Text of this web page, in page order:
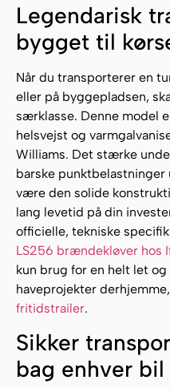
Legendarisk
bygget til
Når du transporterer en
eller på byggepladsen,
særklasse. Denne model
helsvejst og
Williams. Det stærke
barske punktbelastninger
være den solide
lang levetid på din
officielle, tekniske
LS256 brændekløver hos
kun brug for en helt let
haveprojekter
fritidstrailer.
Sikker
bag enhver bil